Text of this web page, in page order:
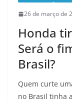
26 de março de
Honda
Será o
Brasil?
Quem curte
no Brasil tinha